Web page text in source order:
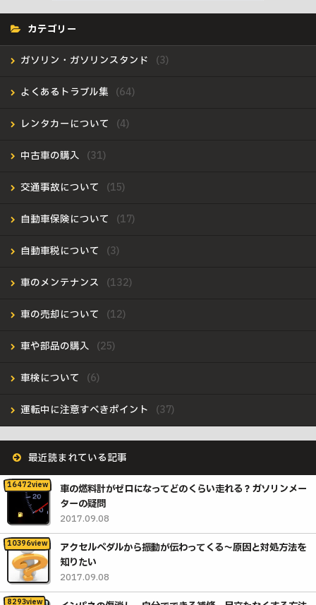
カテゴリー
ガソリン・ガソリンスタンド
よくあるトラブル集
レンタカーについて
中古車の購入
交通事故について
自動車保険について
自動車税について
車のメンテナンス
車の売却について
車や部品の購入
車検について
運転中に注意すべきポイント
最近読まれている記事
車の燃料計がゼロになってどのくらい走れる？ガソリンメー
ターの疑問
2017.09.08
アクセルペダルから振動が伝わってくる〜原因と対処方法を
知りたい
2017.09.08